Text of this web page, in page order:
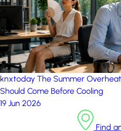
knxtoday The Summer
Should Come Before Cooling
19 Jun 2026
Find